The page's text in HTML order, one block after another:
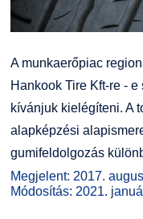
A munkaerőpiac
Hankook Tire Kft-re -
kívánjuk kielégíteni. A
alapképzési
gumifeldolgozás
Megjelent: 2017.
Módosítás: 2021.